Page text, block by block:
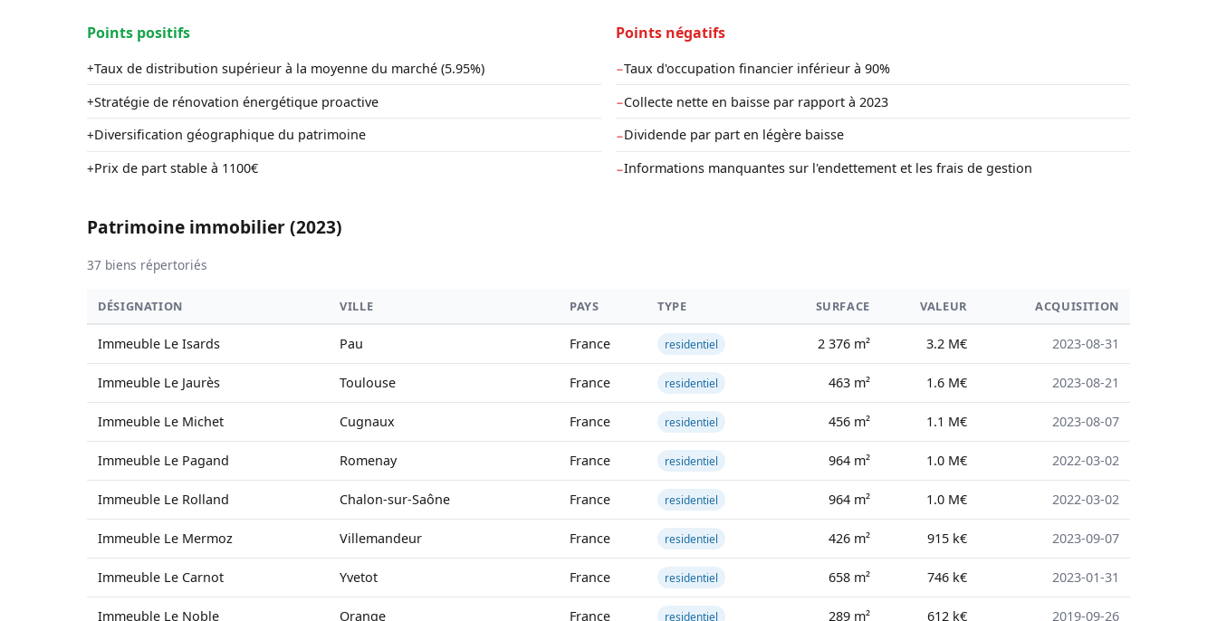
Points positifs
+Taux de distribution supérieur à la moyenne du marché (5.95%)
+Stratégie de rénovation énergétique proactive
+Diversification géographique du patrimoine
+Prix de part stable à 1100€
Points négatifs
−Taux d'occupation financier inférieur à 90%
−Collecte nette en baisse par rapport à 2023
−Dividende par part en légère baisse
−Informations manquantes sur l'endettement et les frais de gestion
Patrimoine immobilier (2023)
37 biens répertoriés
DÉSIGNATION VILLE PAYS TYPE SURFACE VALEUR ACQUISITION
Immeuble Le Isards Pau France residentiel 2 376 m² 3.2 M€ 2023-08-31
Immeuble Le Jaurès Toulouse France residentiel 463 m² 1.6 M€ 2023-08-21
Immeuble Le Michet Cugnaux France residentiel 456 m² 1.1 M€ 2023-08-07
Immeuble Le Pagand Romenay France residentiel 964 m² 1.0 M€ 2022-03-02
Immeuble Le Rolland Chalon-sur-Saône France residentiel 964 m² 1.0 M€ 2022-03-02
Immeuble Le Mermoz Villemandeur France residentiel 426 m² 915 k€ 2023-09-07
Immeuble Le Carnot Yvetot France residentiel 658 m² 746 k€ 2023-01-31
Immeuble Le Noble Orange France residentiel 289 m² 612 k€ 2019-09-26